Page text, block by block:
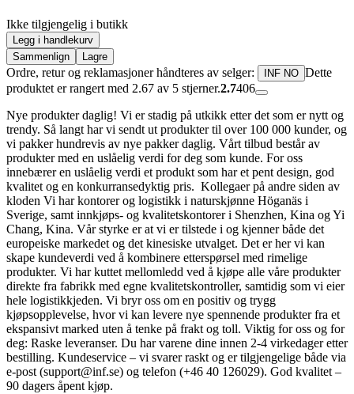
Ikke tilgjengelig i butikk
Legg i handlekurv
Sammenlign
Lagre
Ordre, retur og reklamasjoner håndteres av selger: INF NO Dette
produktet er rangert med 2.67 av 5 stjerner.2.7406
Nye produkter daglig! Vi er stadig på utkikk etter det som er nytt og
trendy. Så langt har vi sendt ut produkter til over 100 000 kunder, og
vi pakker hundrevis av nye pakker daglig. Vårt tilbud består av
produkter med en uslåelig verdi for deg som kunde. For oss
innebærer en uslåelig verdi et produkt som har et pent design, god
kvalitet og en konkurransedyktig pris. Kollegaer på andre siden av
kloden Vi har kontorer og logistikk i naturskjønne Höganäs i
Sverige, samt innkjøps- og kvalitetskontorer i Shenzhen, Kina og Yi
Chang, Kina. Vår styrke er at vi er tilstede i og kjenner både det
europeiske markedet og det kinesiske utvalget. Det er her vi kan
skape kundeverdi ved å kombinere etterspørsel med rimelige
produkter. Vi har kuttet mellomledd ved å kjøpe alle våre produkter
direkte fra fabrikk med egne kvalitetskontroller, samtidig som vi eier
hele logistikkjeden. Vi bryr oss om en positiv og trygg
kjøpsopplevelse, hvor vi kan levere nye spennende produkter fra et
ekspansivt marked uten å tenke på frakt og toll. Viktig for oss og for
deg: Raske leveranser. Du har varene dine innen 2-4 virkedager etter
bestilling. Kundeservice – vi svarer raskt og er tilgjengelige både via
e-post (support@inf.se) og telefon (+46 40 126029). God kvalitet –
90 dagers åpent kjøp.